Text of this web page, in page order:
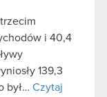
i 40,4
139,3
był… Czytaj